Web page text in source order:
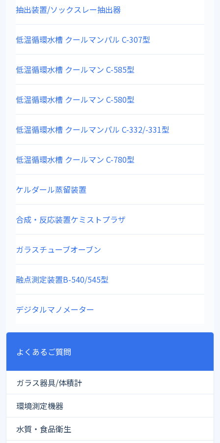
抽出装置/ソックスレー抽出器
低温循環水槽 クールマンパル C-307型
低温循環水槽 クールマン C-585型
低温循環水槽 クールマン C-580型
低温循環水槽 クールマンパル C-332/-331型
低温循環水槽 クールマン C-780型
ケルダール蒸留装置
合成・反応装置ケミストプラザ
ガラスチューブオーブン
融点測定装置B-540/545型
デジタルマノメーター
よくあるご質問
ガラス器具/体積計
環境測定機器
水質・食品衛生